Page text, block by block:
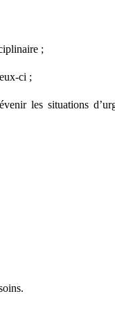
;
ci ;
les situations